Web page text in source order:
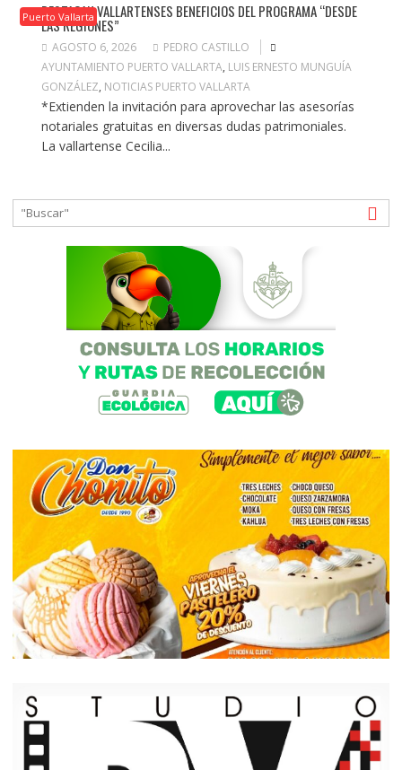
Puerto Vallarta
DESTACAN VALLARTENSES BENEFICIOS DEL PROGRAMA “DESDE
LAS REGIONES”
AGOSTO 6, 2026
PEDRO CASTILLO
AYUNTAMIENTO PUERTO VALLARTA, LUIS ERNESTO MUNGUÍA
GONZÁLEZ, NOTICIAS PUERTO VALLARTA
*Extienden la invitación para aprovechar las asesorías
notariales gratuitas en diversas dudas patrimoniales.
La vallartense Cecilia...